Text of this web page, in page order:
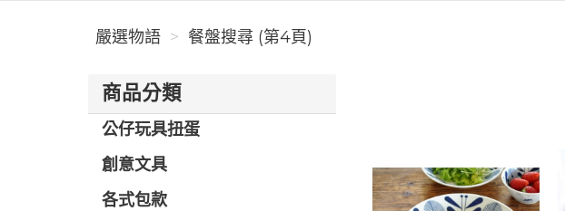
嚴選物語 餐盤搜尋 (第4頁)
商品分類
公仔玩具扭蛋
創意文具
各式包款